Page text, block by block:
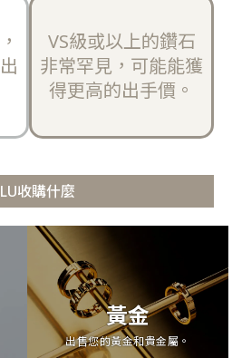
VS級或以上的鑽石
非常罕見，可能能獲
得更高的出手價。
收購什麼
黃金
出售您的黃金和貴金屬。